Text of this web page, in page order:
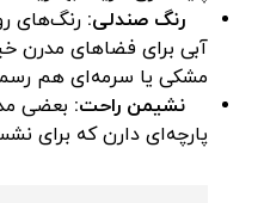
رنگ صندلی: رنگ‌های
آبی برای فضاهای مدرن
مشکی یا سرمه‌ای هم
نشیمن راحت: بعضی
پارچه‌ای دارن که برای